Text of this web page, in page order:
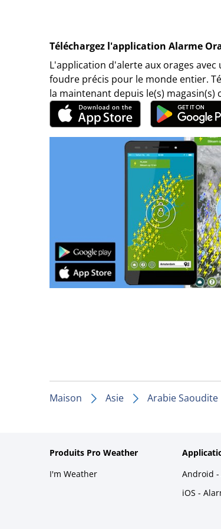
Téléchargez l'application Alarme
L'application d'alerte aux orages avec
foudre précis pour le monde entier.
la maintenant depuis le(s) magasin(s)
Maison Asie Arabie Saoudite
Produits Pro Weather
I'm Weather
Android -
iOS -